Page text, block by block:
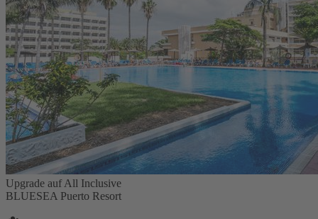
Upgrade auf All Inclusive
BLUESEA Puerto Resort